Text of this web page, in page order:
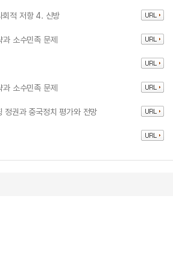
회적 저항 4. 신방
소수민족 문제
소수민족 문제
정권과 중국정치 평가와 전망